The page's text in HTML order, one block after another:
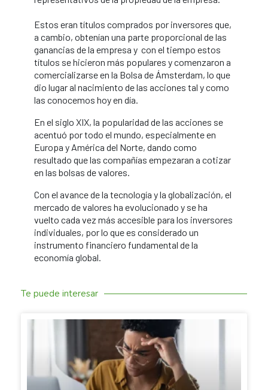
Estos eran títulos comprados por inversores que,
a cambio, obtenían una parte proporcional de las
ganancias de la empresa y con el tiempo estos
títulos se hicieron más populares y comenzaron a
comercializarse en la Bolsa de Ámsterdam, lo que
dio lugar al nacimiento de las acciones tal y como
las conocemos hoy en día.
En el siglo XIX, la popularidad de las acciones se
acentuó por todo el mundo, especialmente en
Europa y América del Norte, dando como
resultado que las compañías empezaran a cotizar
en las bolsas de valores.
Con el avance de la tecnología y la globalización, el
mercado de valores ha evolucionado y se ha
vuelto cada vez más accesible para los inversores
individuales, por lo que es considerado un
instrumento financiero fundamental de la
economía global.
Te puede interesar
SACANDO CUENTAS